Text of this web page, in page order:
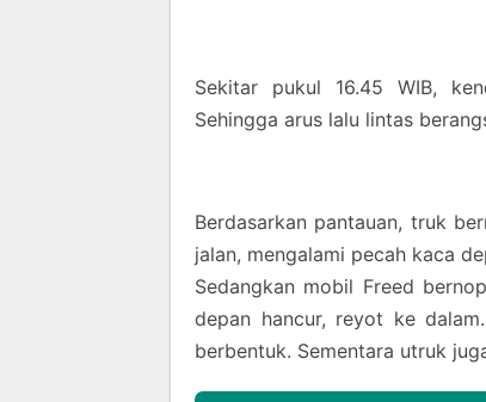
Sekitar pukul 16.45 WIB,
Sehingga arus lalu lintas
Berdasarkan pantauan, truk
jalan, mengalami pecah kaca
Sedangkan mobil Freed
depan hancur, reyot ke
berbentuk. Sementara utruk